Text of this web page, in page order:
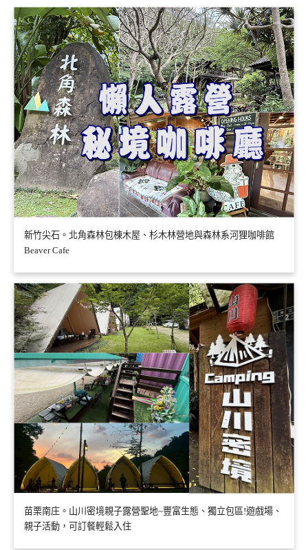
新竹尖石。北角森林包棟木屋、杉木林營地與森林系河狸咖啡館
Beaver Cafe
苗栗南庄。山川密境親子露營聖地~豐富生態、獨立包區!遊戲場、
親子活動，可訂餐輕鬆入住